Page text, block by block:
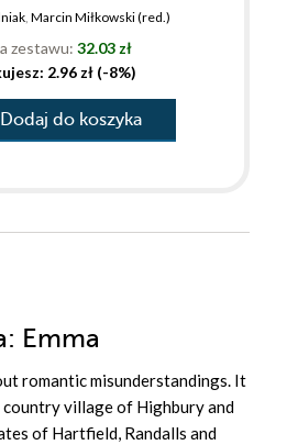
, Marcin Miłkowski (red.)
zestawu: 32.03 zł
2.96 zł (-8%)
Dodaj do koszyka
: Emma
romantic misunderstandings. It
village of Highbury and
of Hartfield, Randalls and